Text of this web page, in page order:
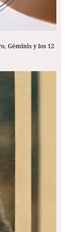
Géminis y los 12